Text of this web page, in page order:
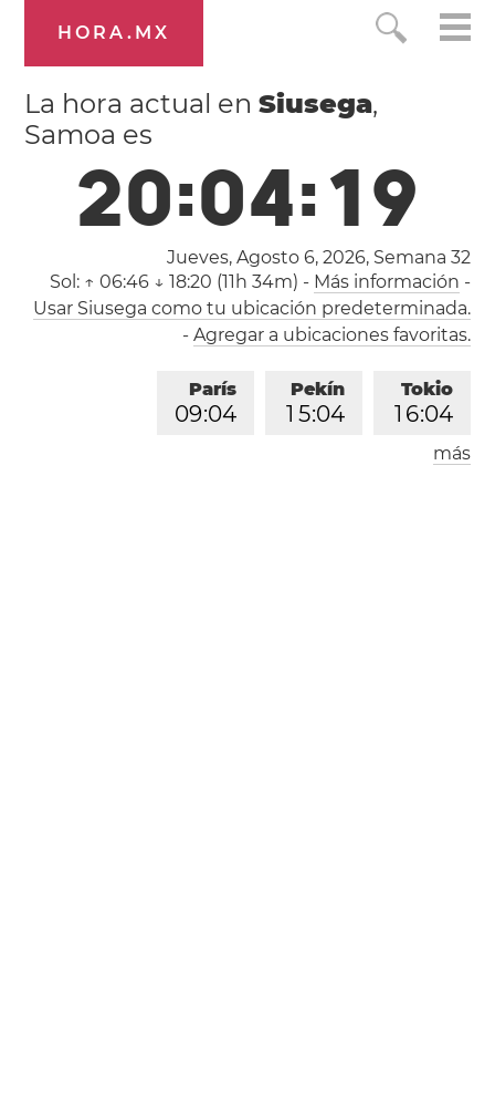
HORA.MX
La hora actual enSiusega,
Samoa es
20:04:20
Jueves, Agosto 6, 2026, Semana 32
Sol: ↑ 06:46 ↓ 18:20 (11h 34m) - Más información -
Usar Siusega como tu ubicación predeterminada.
- Agregar a ubicaciones favoritas.
Tokio
1 6:04
Pekín
1 5:04
París
09:04
Londres
más